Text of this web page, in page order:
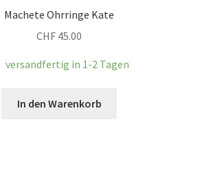
Machete Ohrringe Kate
CHF 45.00
versandfertig in 1-2 Tagen
In den Warenkorb